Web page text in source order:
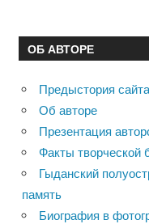
ОБ АВТОРЕ
Предыстория сайта
Об авторе
Презентация
Факты творческой
Гыданский
память
Биография в